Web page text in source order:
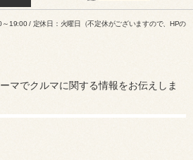
～19:00 / 定休日：火曜日（不定休がございますので、HPの
マでクルマに関する情報をお伝えしま